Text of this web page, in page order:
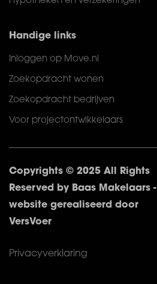
Handige links
Inloggen op Move.nl
Zoekopdracht wonen
Zoekopdracht bedrijven
Voor projectontwikkelaars
Copyrights © 2025 All Rights
Reserved by Baas Makelaars -
website gerealiseerd door
VersVoer
Privacyverklaring